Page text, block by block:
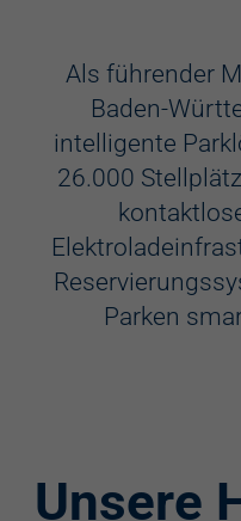
Aufzug
Videokameras
Schülerkunst
re:charge-Karte
Als führender
Baden-
intelligente
26.000
Parken
Unsere